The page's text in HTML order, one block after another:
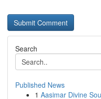
Search
Published News
1 Aasimar Divine